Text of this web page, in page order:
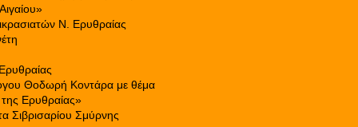
Ν. Ερυθραίας
Θοδωρή Κοντάρα με θέμα
Ερυθραίας»
Σιβρισαρίου Σμύρνης